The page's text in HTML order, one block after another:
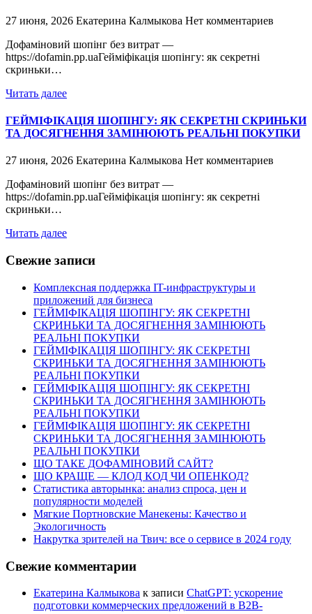
27 июня, 2026 Екатерина Калмыкова Нет комментариев
Дофаміновий шопінг без витрат —
https://dofamin.pp.uaГейміфікація шопінгу: як секретні
скриньки…
Читать далее
ГЕЙМІФІКАЦІЯ ШОПІНГУ: ЯК СЕКРЕТНІ СКРИНЬКИ
ТА ДОСЯГНЕННЯ ЗАМІНЮЮТЬ РЕАЛЬНІ ПОКУПКИ
27 июня, 2026 Екатерина Калмыкова Нет комментариев
Дофаміновий шопінг без витрат —
https://dofamin.pp.uaГейміфікація шопінгу: як секретні
скриньки…
Читать далее
Свежие записи
Комплексная поддержка IT-инфраструктуры и
приложений для бизнеса
ГЕЙМІФІКАЦІЯ ШОПІНГУ: ЯК СЕКРЕТНІ
СКРИНЬКИ ТА ДОСЯГНЕННЯ ЗАМІНЮЮТЬ
РЕАЛЬНІ ПОКУПКИ
ГЕЙМІФІКАЦІЯ ШОПІНГУ: ЯК СЕКРЕТНІ
СКРИНЬКИ ТА ДОСЯГНЕННЯ ЗАМІНЮЮТЬ
РЕАЛЬНІ ПОКУПКИ
ГЕЙМІФІКАЦІЯ ШОПІНГУ: ЯК СЕКРЕТНІ
СКРИНЬКИ ТА ДОСЯГНЕННЯ ЗАМІНЮЮТЬ
РЕАЛЬНІ ПОКУПКИ
ГЕЙМІФІКАЦІЯ ШОПІНГУ: ЯК СЕКРЕТНІ
СКРИНЬКИ ТА ДОСЯГНЕННЯ ЗАМІНЮЮТЬ
РЕАЛЬНІ ПОКУПКИ
ЩО ТАКЕ ДОФАМІНОВИЙ САЙТ?
ЩО КРАЩЕ — КЛОД КОД ЧИ ОПЕНКОД?
Статистика авторынка: анализ спроса, цен и
популярности моделей
Мягкие Портновские Манекены: Качество и
Экологичность
Накрутка зрителей на Твич: все о сервисе в 2024 году
Свежие комментарии
Екатерина Калмыкова к записи ChatGPT: ускорение
подготовки коммерческих предложений в B2B-